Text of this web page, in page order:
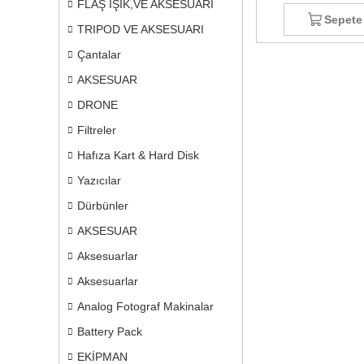
FLAŞ IŞIK,VE AKSESUARI
TRIPOD VE AKSESUARI
Çantalar
AKSESUAR
DRONE
Filtreler
Hafıza Kart & Hard Disk
Yazıcılar
Dürbünler
AKSESUAR
Aksesuarlar
Aksesuarlar
Analog Fotograf Makinalar
Battery Pack
EKİPMAN